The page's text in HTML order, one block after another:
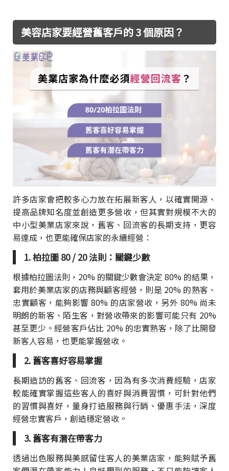
美容店家要經營舊客戶的 3 個原因？
許多店家會把較多心力放在拓展新客人，以確實開源、
提高品牌知名度並創造更多營收，但其實對規模不大的
中小型美業店家來說，舊客、回流客的長期支持，更容
易達成，也更能確保店家的永續經營：
1. 柏拉圖 80 / 20 法則：關鍵少數
根據柏拉圖法則，20% 的關鍵少數會決定 80% 的結果，
套用於美業店家的店務與顧客經營，則是 20% 的熟客、
忠實顧客，能夠影響 80% 的店家營收，另外 80% 尚未
明朗的新客、陌生客，對營收帶來的影響可能只有 20%
甚至更少。經營客戶佔比 20% 的忠實熟客，除了比開發
新客人容易，也更能掌握營收。
2. 舊客喜好容易掌握
長期造訪的舊客、回流客，因為有多次消費經驗，店家
較能確實掌握這些客人的喜好與消費習慣，可針對他們
的習慣與喜好，量身打造服務與行銷、優惠手法，深度
經營忠實客戶，創造穩定營收。
3. 舊客有潛在帶客力
透過出色服務與美感留住客人的美業店家，能夠賦予舊